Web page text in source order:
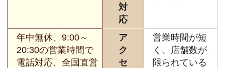
対
応
年中無休、9:00～
20:30の営業時間で
電話対応、全国直営
ア
ク
セ
営業時間が短
く、店舗数が
限られている